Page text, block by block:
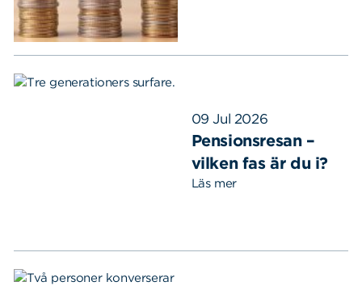
09 Jul 2026
Pensionsresan –
vilken fas är du i?
Läs mer